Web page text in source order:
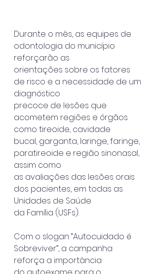
Durante o mês, as equipes de
odontologia do município
reforçarão as
orientações sobre os fatores
de risco e a necessidade de um
diagnóstico
precoce de lesões que
acometem regiões e órgãos
como tireoide, cavidade
bucal, garganta, laringe, faringe,
paratireoide e região sinonasal,
assim como
as avaliações das lesões orais
dos pacientes, em todas as
Unidades de Saúde
da Família (USFs).
Com o slogan “Autocuidado é
Sobreviver”, a campanha
reforça a importância